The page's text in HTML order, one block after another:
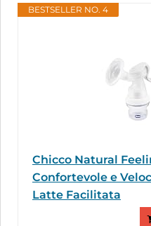
BESTSELLER NO. 4
Chicco Natural
Confortevole e
Latte Facilitata